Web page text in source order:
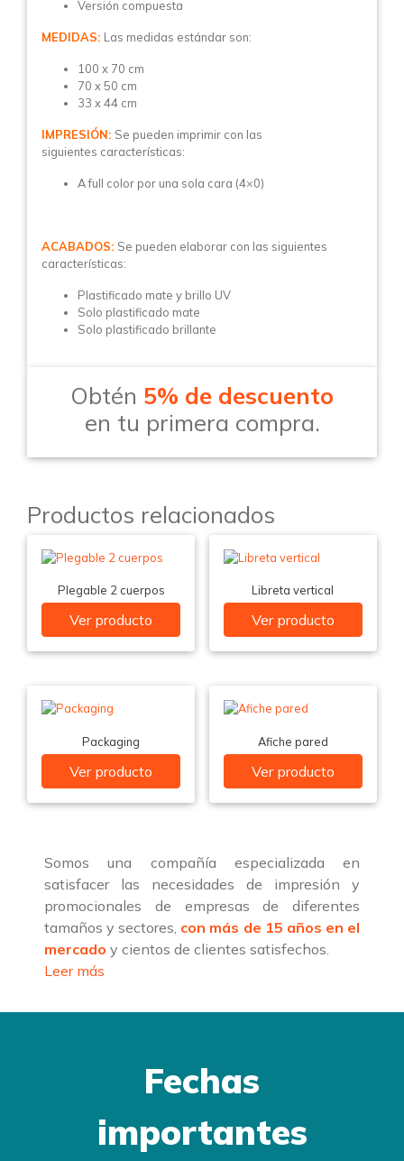
Versión compuesta
MEDIDAS: Las medidas estándar son:
100 x 70 cm
70 x 50 cm
33 x 44 cm
IMPRESIÓN: Se pueden imprimir con las
siguientes características:
A full color por una sola cara (4×0)
ACABADOS: Se pueden elaborar con las siguientes
características:
Plastificado mate y brillo UV
Solo plastificado mate
Solo plastificado brillante
Obtén 5% de descuento
en tu primera compra.
Productos relacionados
Plegable 2 cuerpos
Ver producto
Libreta vertical
Ver producto
Packaging
Ver producto
Afiche pared
Ver producto
Somos una compañía especializada en
satisfacer las necesidades de impresión y
promocionales de empresas de diferentes
tamaños y sectores, con más de 15 años en el
mercado y cientos de clientes satisfechos.
Leer más
Fechas
importantes